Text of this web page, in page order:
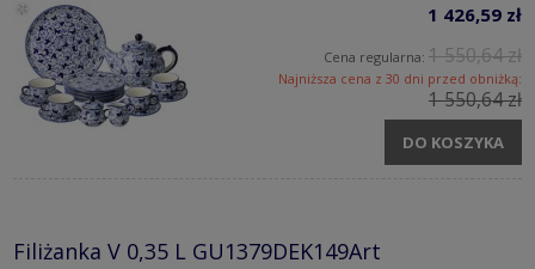
1 426,59 zł
Cena regularna: 1 550,64 zł
Najniższa cena z 30 dni przed obniżką:
1 550,64 zł
DO KOSZYKA
Filiżanka V 0,35 L GU1379DEK149Art